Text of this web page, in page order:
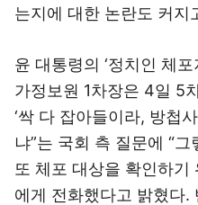
는지에 대한 논란도 커지
윤 대통령의 ‘정치인 체
가정보원 1차장은 4일 5
‘싹 다 잡아들이라, 방첩
냐”는 국회 측 질문에 “
또 체포 대상을 확인하
에게 전화했다고 밝혔다.